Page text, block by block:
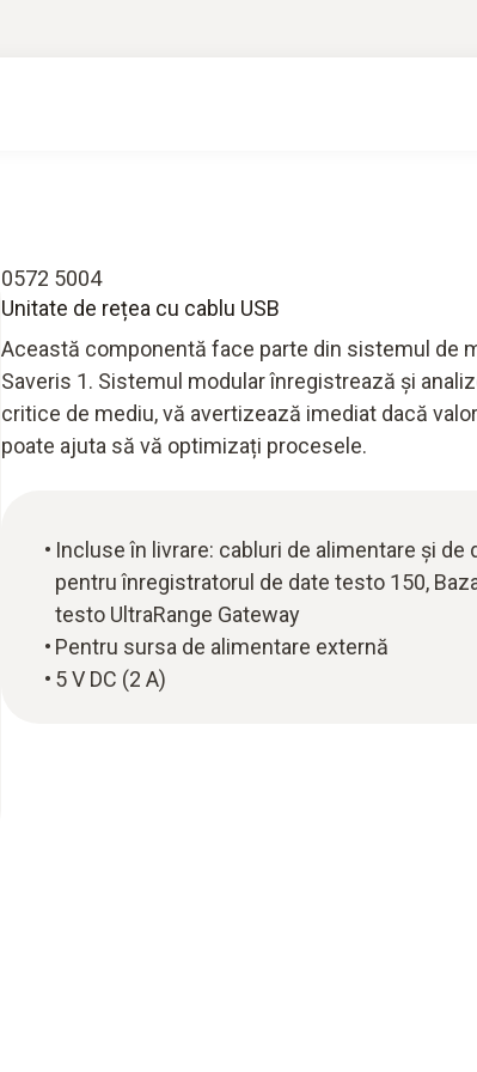
0572 5004
Unitate de rețea cu cablu USB
Această componentă face parte din sistemul de
Saveris 1. Sistemul modular înregistrează și
critice de mediu, vă avertizează imediat dacă
poate ajuta să vă optimizați procesele.
Incluse în livrare: cabluri de alimentare și de
pentru înregistratorul de date testo 150,
testo UltraRange Gateway
Pentru sursa de alimentare externă
5 V DC (2 A)